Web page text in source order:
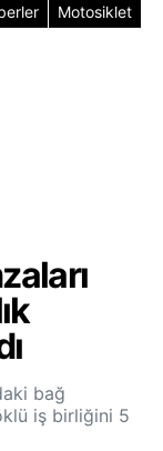
Motosiklet
bağ
iş birliğini 5